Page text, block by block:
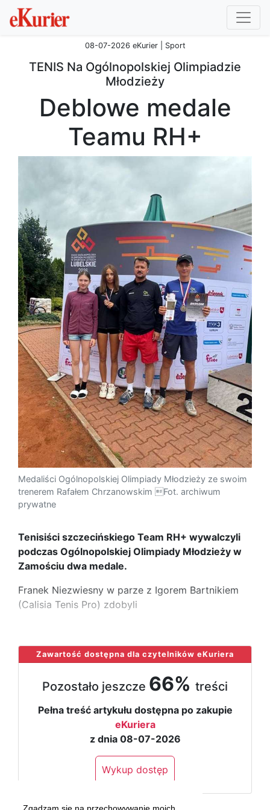
08-07-2026 eKurier | Sport
TENIS Na Ogólnopolskiej Olimpiadzie
Młodzieży
Deblowe medale
Teamu RH+
Medaliści Ogólnopolskiej Olimpiady Młodzieży ze swoim
trenerem Rafałem Chrzanowskim Fot. archiwum
prywatne
Tenisiści szczecińskiego Team RH+ wywalczyli
podczas Ogólnopolskiej Olimpiady Młodzieży w
Zamościu dwa medale.
Franek Niezwiesny w parze z Igorem Bartnikiem
(Calisia Tenis Pro) zdobyli
Zawartość dostępna dla czytelników eKuriera
Pozostało jeszcze 66% treści
Pełna treść artykułu dostępna po zakupie
eKuriera
z dnia 08-07-2026
Wykup dostęp